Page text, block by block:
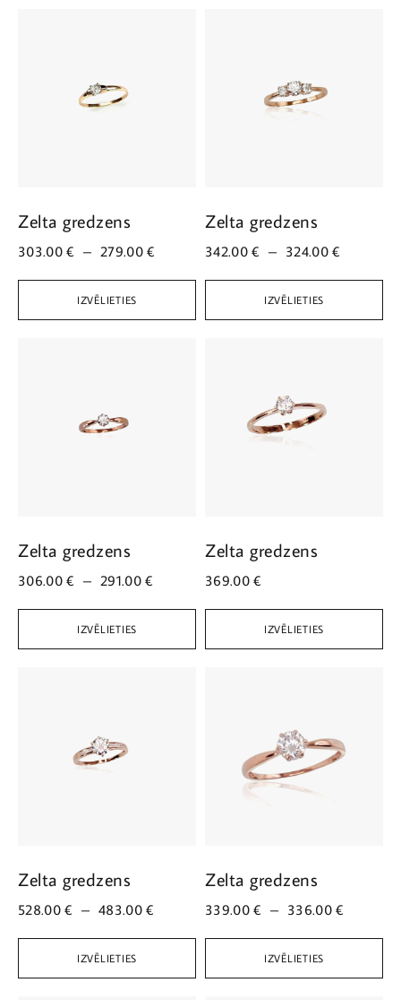
IZVĒLIETIES
Zelta gredzens
279.00€
–
303.00€
IZVĒLIETIES
Zelta gredzens
324.00€
–
342.00€
IZVĒLIETIES
Zelta gredzens
291.00€
–
306.00€
IZVĒLIETIES
Zelta gredzens
369.00€
IZVĒLIETIES
Zelta gredzens
483.00€
–
528.00€
IZVĒLIETIES
Zelta gredzens
336.00€
–
339.00€